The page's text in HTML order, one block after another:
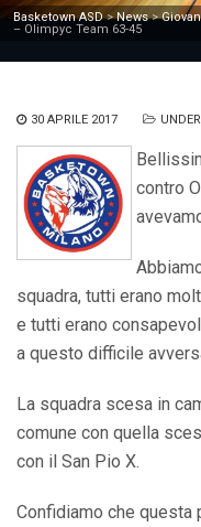
Basketown ASD>News>
– Olimpyc Team 63-45
30 APRILE 2017
contro
squadra, tutti erano
e tutti erano
a questo difficile
La squadra scesa in
comune con quella
con il San Pio X.
Confidiamo che